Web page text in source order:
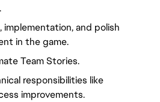
and polish
in the game.
Team Stories.
responsibilities like
improvements.